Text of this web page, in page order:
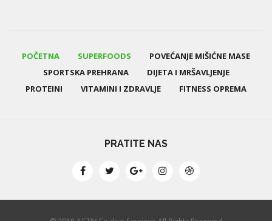
POČETNA SUPERFOODS
POVEĆANJE MIŠIĆNE MASE
SPORTSKA PREHRANA
DIJETA I MRŠAVLJENJE
PROTEINI
VITAMINI I ZDRAVLJE FITNESS OPREMA
PRATITE NAS